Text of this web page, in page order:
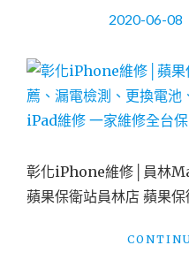
2020-06-08
彰化iPhone維修│員林
蘋果保衛站員林店 蘋果